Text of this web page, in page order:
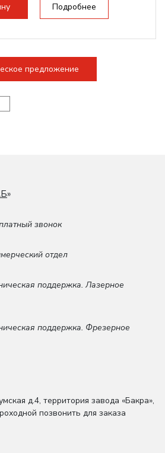
Подробнее
предложение
»
звонок
отдел
поддержка. Лазерное
поддержка. Фрезерное
д.4, территория завода «Бакра»,
позвонить для заказа